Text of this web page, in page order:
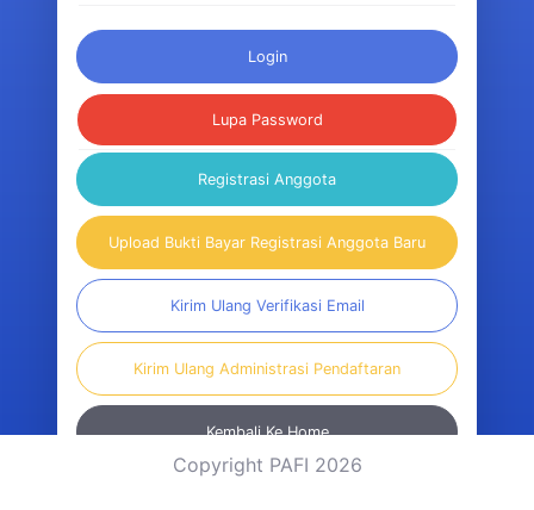
Login
Lupa Password
Registrasi Anggota
Upload Bukti Bayar Registrasi Anggota Baru
Kirim Ulang Verifikasi Email
Kirim Ulang Administrasi Pendaftaran
Kembali Ke Home
Copyright PAFI 2026